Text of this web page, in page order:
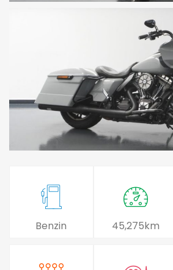
Benzin 45,275km